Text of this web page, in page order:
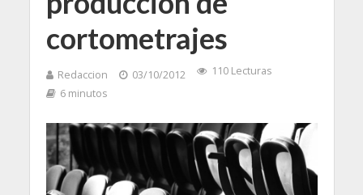
cortometrajes
Redaccion 03/10/2012
110 Lecturas
6 minutos